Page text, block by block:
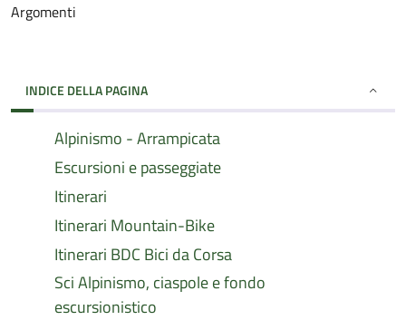
Argomenti
INDICE DELLA PAGINA
Alpinismo - Arrampicata
Escursioni e passeggiate
Itinerari
Itinerari Mountain-Bike
Itinerari BDC Bici da Corsa
Sci Alpinismo, ciaspole e fondo
escursionistico